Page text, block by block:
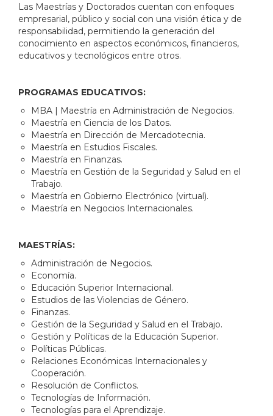
Las Maestrías y Doctorados cuentan con enfoques
empresarial, público y social con una visión ética y de
responsabilidad, permitiendo la generación del
conocimiento en aspectos económicos, financieros,
educativos y tecnológicos entre otros.
PROGRAMAS EDUCATIVOS:
MBA | Maestría en Administración de Negocios.
Maestría en Ciencia de los Datos.
Maestría en Dirección de Mercadotecnia.
Maestría en Estudios Fiscales.
Maestría en Finanzas.
Maestría en Gestión de la Seguridad y Salud en el
Trabajo.
Maestría en Gobierno Electrónico (virtual).
Maestría en Negocios Internacionales.
MAESTRÍAS:
Administración de Negocios.
Economía.
Educación Superior Internacional.
Estudios de las Violencias de Género.
Finanzas.
Gestión de la Seguridad y Salud en el Trabajo.
Gestión y Políticas de la Educación Superior.
Políticas Públicas.
Relaciones Económicas Internacionales y
Cooperación.
Resolución de Conflictos.
Tecnologías de Información.
Tecnologías para el Aprendizaje.